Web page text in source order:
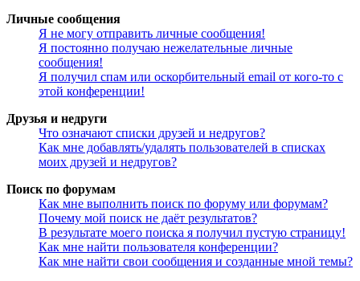
Личные сообщения
Я не могу отправить личные сообщения!
Я постоянно получаю нежелательные личные
сообщения!
Я получил спам или оскорбительный email от кого-то с
этой конференции!
Друзья и недруги
Что означают списки друзей и недругов?
Как мне добавлять/удалять пользователей в списках
моих друзей и недругов?
Поиск по форумам
Как мне выполнить поиск по форуму или форумам?
Почему мой поиск не даёт результатов?
В результате моего поиска я получил пустую страницу!
Как мне найти пользователя конференции?
Как мне найти свои сообщения и созданные мной темы?